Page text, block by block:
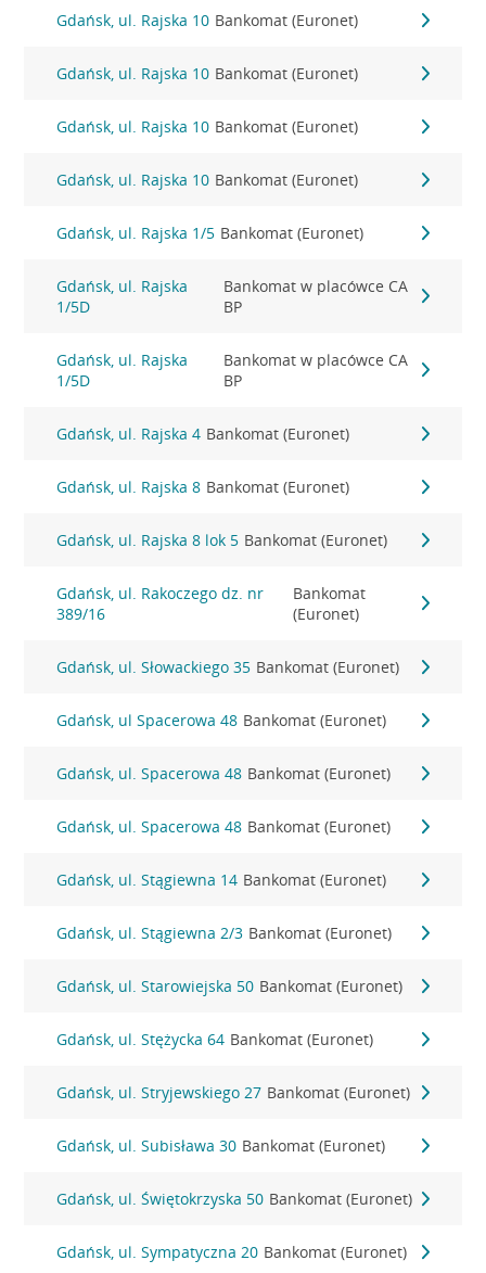
Gdańsk, ul. Rajska 10 Bankomat (Euronet)
Gdańsk, ul. Rajska 10 Bankomat (Euronet)
Gdańsk, ul. Rajska 10 Bankomat (Euronet)
Gdańsk, ul. Rajska 10 Bankomat (Euronet)
Gdańsk, ul. Rajska 1/5 Bankomat (Euronet)
Gdańsk, ul. Rajska
1/5D
Bankomat w placówce CA
BP
Gdańsk, ul. Rajska
1/5D
Bankomat w placówce CA
BP
Gdańsk, ul. Rajska 4 Bankomat (Euronet)
Gdańsk, ul. Rajska 8 Bankomat (Euronet)
Gdańsk, ul. Rajska 8 lok 5 Bankomat (Euronet)
Gdańsk, ul. Rakoczego dz. nr
389/16
Bankomat
(Euronet)
Gdańsk, ul. Słowackiego 35 Bankomat (Euronet)
Gdańsk, ul Spacerowa 48 Bankomat (Euronet)
Gdańsk, ul. Spacerowa 48 Bankomat (Euronet)
Gdańsk, ul. Spacerowa 48 Bankomat (Euronet)
Gdańsk, ul. Stągiewna 14 Bankomat (Euronet)
Gdańsk, ul. Stągiewna 2/3 Bankomat (Euronet)
Gdańsk, ul. Starowiejska 50 Bankomat (Euronet)
Gdańsk, ul. Stężycka 64 Bankomat (Euronet)
Gdańsk, ul. Stryjewskiego 27 Bankomat (Euronet)
Gdańsk, ul. Subisława 30 Bankomat (Euronet)
Gdańsk, ul. Świętokrzyska 50 Bankomat (Euronet)
Gdańsk, ul. Sympatyczna 20 Bankomat (Euronet)